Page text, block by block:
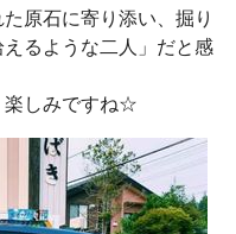
原石に寄り添い、掘り
るような二人」だと感
楽しみですね☆